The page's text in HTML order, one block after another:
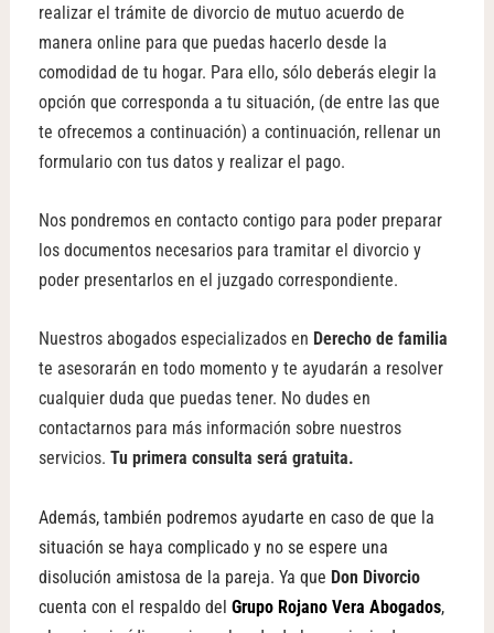
realizar el trámite de divorcio de mutuo acuerdo de
manera online para que puedas hacerlo desde la
comodidad de tu hogar. Para ello, sólo deberás elegir la
opción que corresponda a tu situación, (de entre las que
te ofrecemos a continuación) a continuación, rellenar un
formulario con tus datos y realizar el pago.
Nos pondremos en contacto contigo para poder preparar
los documentos necesarios para tramitar el divorcio y
poder presentarlos en el juzgado correspondiente.
Nuestros abogados especializados en Derecho de familia
te asesorarán en todo momento y te ayudarán a resolver
cualquier duda que puedas tener. No dudes en
contactarnos para más información sobre nuestros
servicios.Tu primera consulta será gratuita.
Además, también podremos ayudarte en caso de que la
situación se haya complicado y no se espere una
disolución amistosa de la pareja. Ya que Don Divorcio
cuenta con el respaldo delGrupo Rojano Vera Abogados,